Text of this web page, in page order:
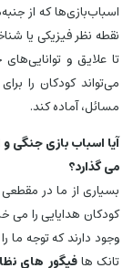
اسباب‌بازی‌ها که از
نقطه نظر فیزیکی یا
تا علایق و
می‌تواند کودکان را
مسائل، آماده کند.
آیا اسباب بازی جنگی و
می گذارد؟
بسیاری از ما در
کودکان هدایایی را
وجود دارند که توجه
تانک هافیگور های